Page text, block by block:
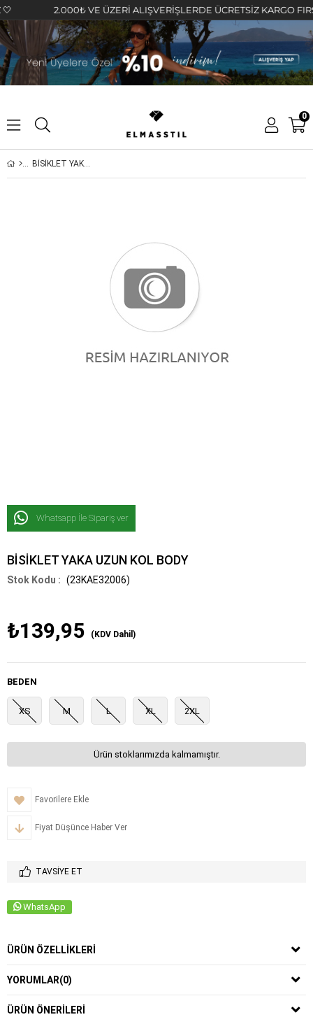
2.000₺ VE ÜZERİ ALIŞVERİŞLERDE ÜCRETSİZ KARGO
0
BİSİKLET YAKA UZUN KOL BODY
Whatsapp İle Sipariş ver
BİSİKLET YAKA UZUN KOL BODY
(23KAE32006)
₺139,95 (KDV Dahil)
BEDEN
XS M L XL 2XL
Ürün stoklarımızda kalmamıştır.
Favorilere Ekle
Fiyat Düşünce Haber Ver
TAVSIYE ET
WhatsApp
ÜRÜN ÖZELLIKLERI
YORUMLAR(0)
ÜRÜN ÖNERILERI